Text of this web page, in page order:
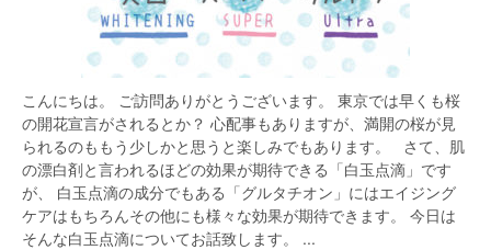
こんにちは。 ご訪問ありがとうございます。 東京では早くも桜
の開花宣言がされるとか？ 心配事もありますが、満開の桜が見
られるのももう少しかと思うと楽しみでもあります。 さて、肌
の漂白剤と言われるほどの効果が期待できる「白玉点滴」です
が、 白玉点滴の成分でもある「グルタチオン」にはエイジング
ケアはもちろんその他にも様々な効果が期待できます。 今日は
そんな白玉点滴についてお話致します。 ...